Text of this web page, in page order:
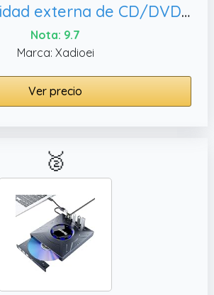
Xadioei Unidad externa de CD/DVD para laptop, Windows 11/10/8/7 Linux
Nota: 9.7
Marca: Xadioei
Ver precio
🥈